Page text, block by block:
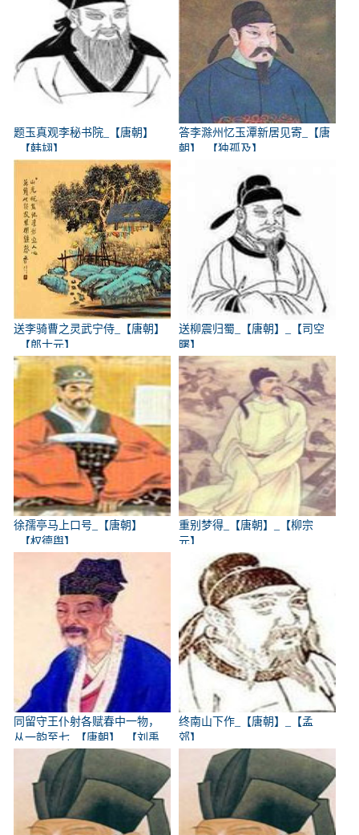
题玉真观李秘书院_【唐朝】
_【韩翃】
答李滁州忆玉潭新居见寄_【唐
朝】_【独孤及】
送李骑曹之灵武宁侍_【唐朝】
_【郎士元】
送柳震归蜀_【唐朝】_【司空
曙】
徐孺亭马上口号_【唐朝】
_【权德舆】
重别梦得_【唐朝】_【柳宗
元】
同留守王仆射各赋春中一物，
从一韵至七_【唐朝】_【刘禹
终南山下作_【唐朝】_【孟
郊】